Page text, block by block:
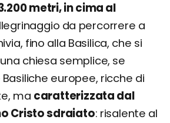
metri, in cima al
da percorrere a
fino alla Basilica, che si
chiesa semplice, se
europee, ricche di
ma caratterizzata dal
Cristo sdraiato: risalente al